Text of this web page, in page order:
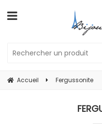
Accueil Fergussonite